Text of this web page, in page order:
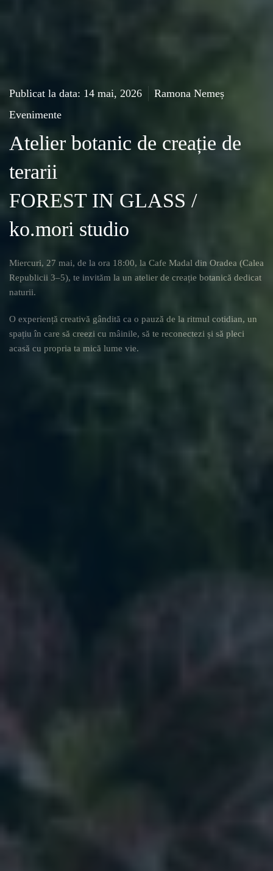
Publicat la data: 14 mai, 2026
Ramona Nemeș
Evenimente
Atelier botanic de creație de
terarii
FOREST IN GLASS /
ko.mori studio
Miercuri, 27 mai, de la ora 18:00, la Cafe Madal din Oradea (Calea
Republicii 3–5), te invităm la un atelier de creație botanică dedicat
naturii.
O experiență creativă gândită ca o pauză de la ritmul cotidian, un
spațiu în care să creezi cu mâinile, să te reconectezi și să pleci
acasă cu propria ta mică lume vie.